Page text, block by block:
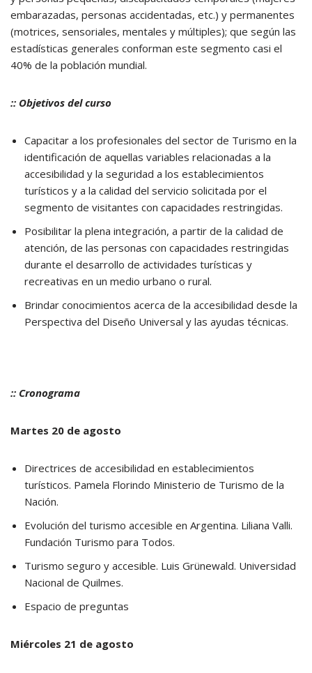
embarazadas, personas accidentadas, etc.) y permanentes
(motrices, sensoriales, mentales y múltiples); que según las
estadísticas generales conforman este segmento casi el
40% de la población mundial.
:: Objetivos del curso
Capacitar a los profesionales del sector de Turismo en la
identificación de aquellas variables relacionadas a la
accesibilidad y la seguridad a los establecimientos
turísticos y a la calidad del servicio solicitada por el
segmento de visitantes con capacidades restringidas.
Posibilitar la plena integración, a partir de la calidad de
atención, de las personas con capacidades restringidas
durante el desarrollo de actividades turísticas y
recreativas en un medio urbano o rural.
Brindar conocimientos acerca de la accesibilidad desde la
Perspectiva del Diseño Universal y las ayudas técnicas.
:: Cronograma
Martes 20 de agosto
Directrices de accesibilidad en establecimientos
turísticos. Pamela Florindo Ministerio de Turismo de la
Nación.
Evolución del turismo accesible en Argentina. Liliana Valli.
Fundación Turismo para Todos.
Turismo seguro y accesible. Luis Grünewald. Universidad
Nacional de Quilmes.
Espacio de preguntas
Miércoles 21 de agosto